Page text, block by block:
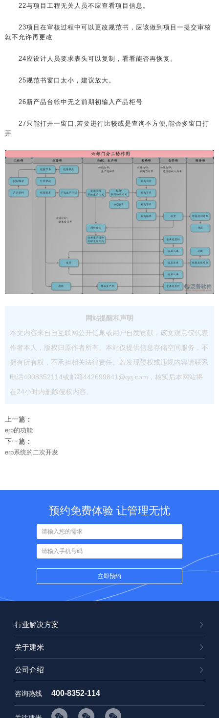
22与项目工程无关人员不应查看项目信息。
23项目在审核过程中可以更改规范书，应该做到项目一提交审核
就不允许再更改
24应设计人员要求表头可以复制，看看能否再恢复。
25规范书窗口太小，建议放大。
26新产品台帐中无之前期初输入产品柜号
27只能打开一窗口,若要进行比较或是查询不方便,能否多窗口打
开
网站提醒和声明
本文内容来自自互联网公开信息或用户自发贡献，该文观点仅代表
作者本人，版权归原作者所有。本站仅提供信息存储空间服务，不
拥有所有权，不承担相关法律责任。若发现侵权或违规内容请联系
电话4008352114或邮箱442699841@qq.com，核实后本网站将
在24小时内删除侵权内容。
上一篇：
erp的功能
下一篇：
erp系统的二次开发
预约免费体验 让管理无忧
行业解决方案
关于建米
公司介绍
咨询热线 400-8352-114